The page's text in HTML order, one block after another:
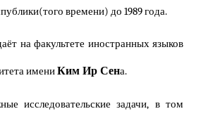
времени) до 1989 года.
на факультете иностранных языков
имениКим Ир Сена.
исследовательские задачи, в том